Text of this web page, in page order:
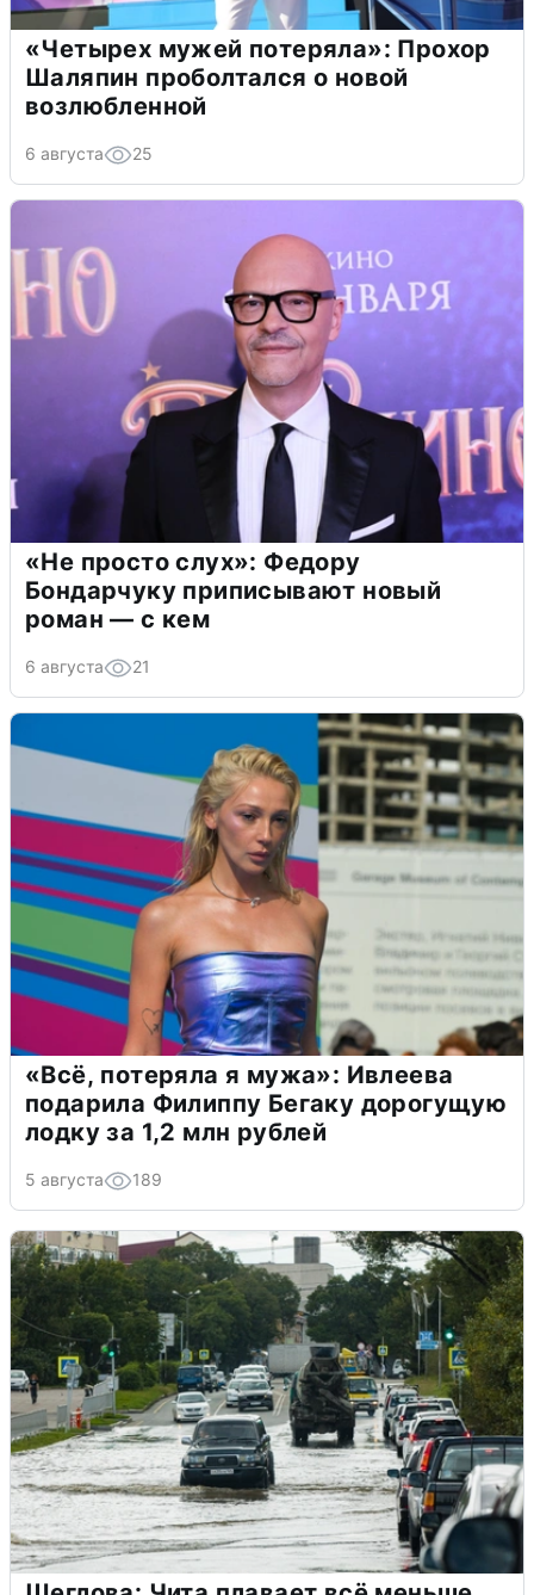
«Четырех мужей потеряла»: Прохор
Шаляпин проболтался о новой
возлюбленной
6 августа 25
«Не просто слух»: Федору
Бондарчуку приписывают новый
роман — с кем
6 августа 21
«Всё, потеряла я мужа»: Ивлеева
подарила Филиппу Бегаку дорогущую
лодку за 1,2 млн рублей
5 августа 189